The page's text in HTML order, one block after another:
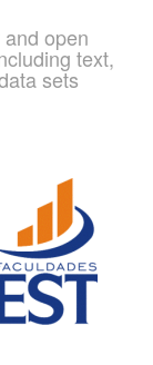
open
text,
sets